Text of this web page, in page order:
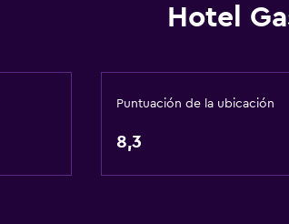
Hotel
Puntuación de la ubicación
8,3